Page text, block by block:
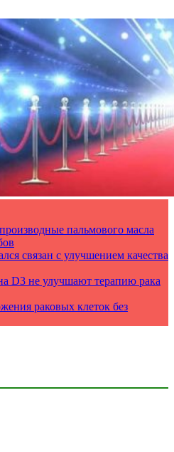
пальмового масла
связан с улучшением качества
D3 не улучшают терапию рака
раковых клеток без